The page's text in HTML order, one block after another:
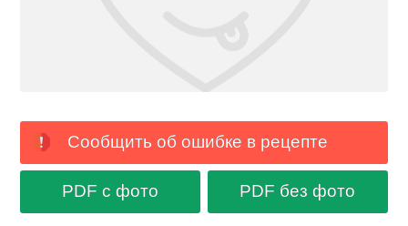
Сообщить об ошибке в рецепте
PDF с фото PDF без фото